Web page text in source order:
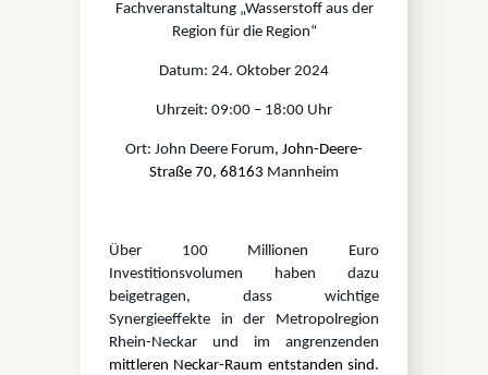
Fachveranstaltung „Wasserstoff aus der
Region für die Region“
Datum: 24. Oktober 2024
Uhrzeit: 09:00 – 18:00 Uhr
Ort: John Deere Forum, John-Deere-
Straße 70, 68163 Mannheim
Über 100 Millionen Euro
Investitionsvolumen haben dazu
beigetragen, dass wichtige
Synergieeffekte in der Metropolregion
Rhein-Neckar und im angrenzenden
mittleren Neckar-Raum entstanden sind.